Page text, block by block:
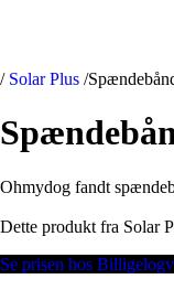
/ Solar Plus /
Ohmydog fandt
Dette produkt fra Solar
Se prisen hos